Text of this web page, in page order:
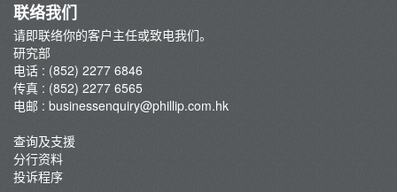
联络我们
请即联络你的客户主任或致电我们。
研究部
电话 : (852) 2277 6846
传真 : (852) 2277 6565
电邮 : businessenquiry@phillip.com.hk
查询及支援
分行资料
投诉程序